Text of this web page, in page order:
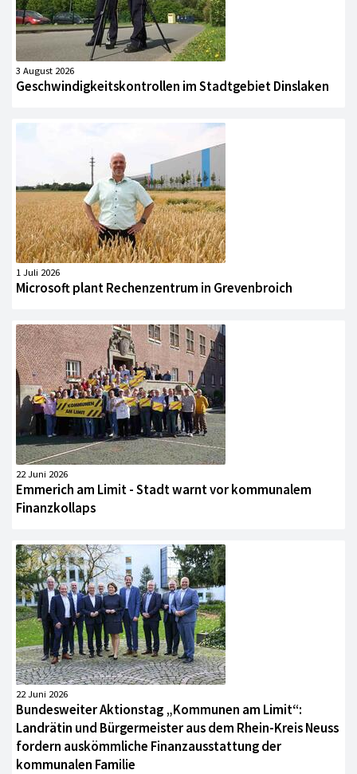
3 August 2026
Geschwindigkeitskontrollen im Stadtgebiet Dinslaken
1 Juli 2026
Microsoft plant Rechenzentrum in Grevenbroich
22 Juni 2026
Emmerich am Limit - Stadt warnt vor kommunalem
Finanzkollaps
22 Juni 2026
Bundesweiter Aktionstag „Kommunen am Limit“:
Landrätin und Bürgermeister aus dem Rhein-Kreis Neuss
fordern auskömmliche Finanzausstattung der
kommunalen Familie